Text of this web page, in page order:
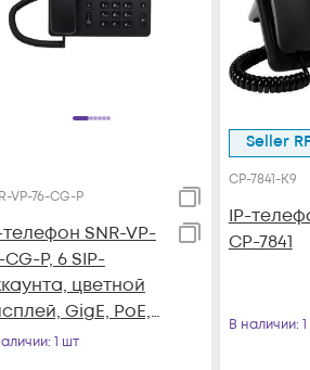
VP-76-CG-P
телефон SNR-VP-
CG-P, 6 SIP-
цветной
GigE, PoE,
БП : 1 шт
Seller
CP-7841-K9
IP-
CP-7841
В наличии: